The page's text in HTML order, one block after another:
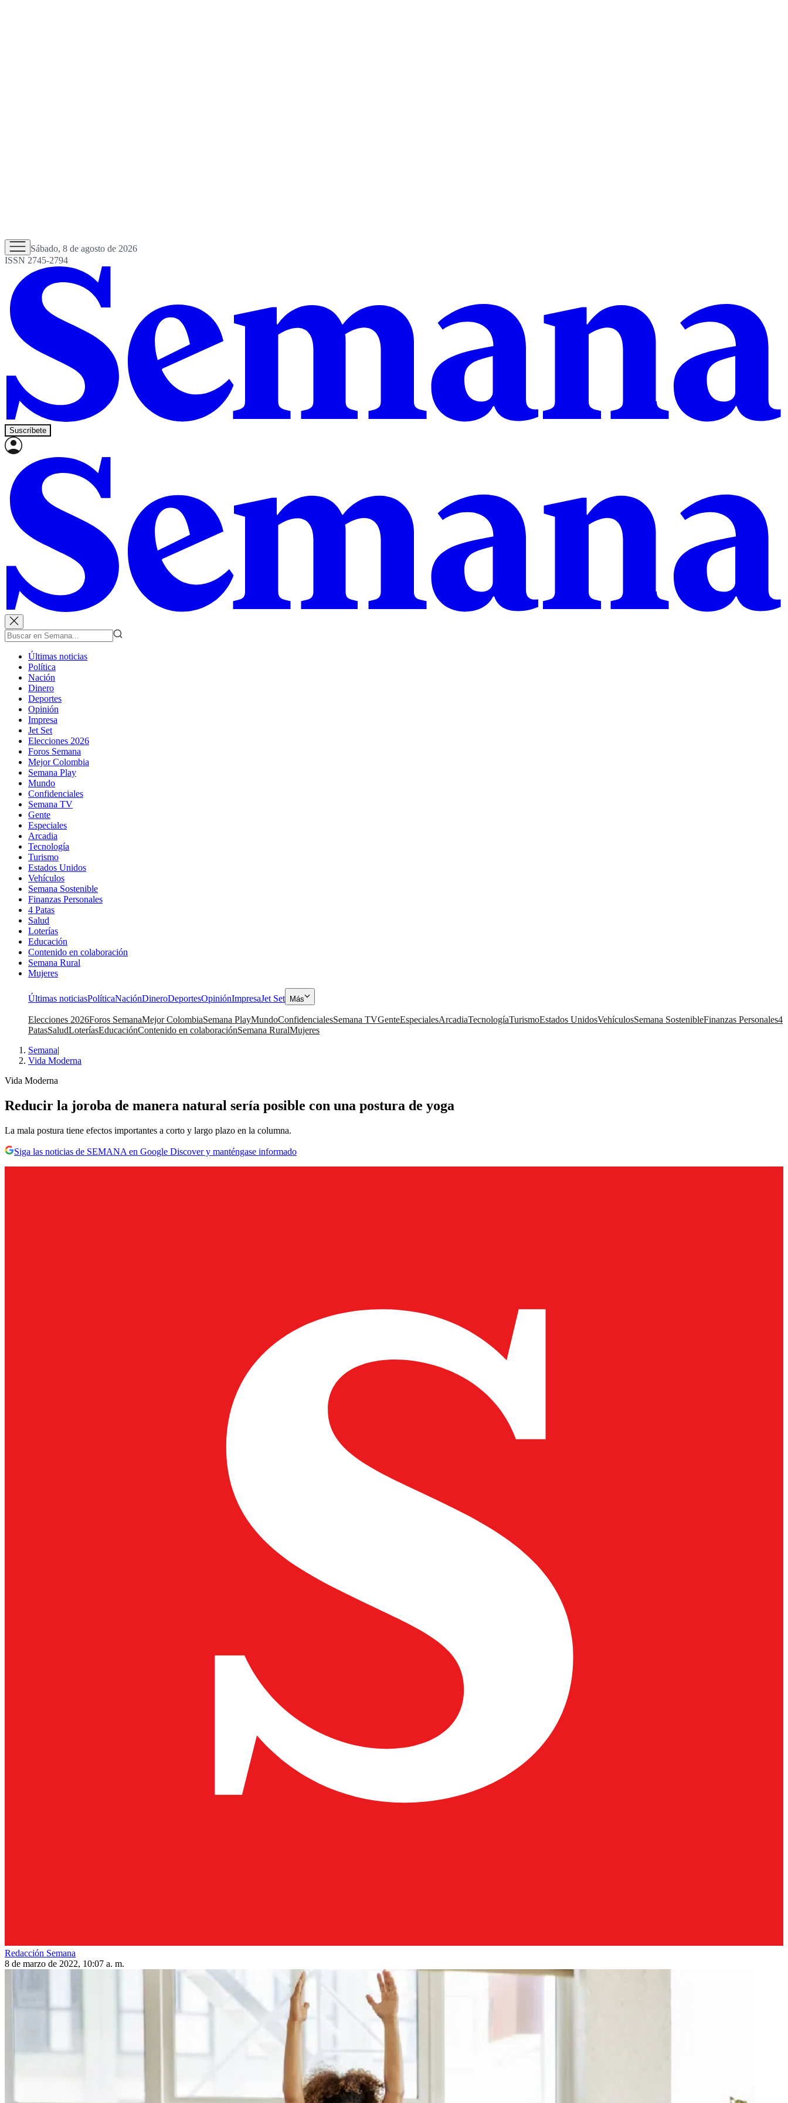
Sábado, 8 de agosto de 2026
ISSN 2745-2794
Suscríbete
Últimas noticias
Política
Nación
Dinero
Deportes
Opinión
Impresa
Jet Set
Elecciones 2026
Foros Semana
Mejor Colombia
Semana Play
Mundo
Confidenciales
Semana TV
Gente
Especiales
Arcadia
Tecnología
Turismo
Estados Unidos
Vehículos
Semana Sostenible
Finanzas Personales
4 Patas
Salud
Loterías
Educación
Contenido en colaboración
Semana Rural
Mujeres
Últimas noticiasPolíticaNaciónDineroDeportesOpiniónImpresaJet Set Más
Elecciones 2026Foros SemanaMejor ColombiaSemana PlayMundoConfidencialesSemana TVGenteEspecialesArcadiaTecnologíaTurismoEstados UnidosVehículosSemana SostenibleFinanzas Personales4
PatasSaludLoteríasEducaciónContenido en colaboraciónSemana RuralMujeres
Semana|
Vida Moderna
Vida Moderna
Reducir la joroba de manera natural sería posible con una postura de yoga
La mala postura tiene efectos importantes a corto y largo plazo en la columna.
Siga las noticias de SEMANA en Google Discover y manténgase informado
Redacción Semana
8 de marzo de 2022, 10:07 a. m.